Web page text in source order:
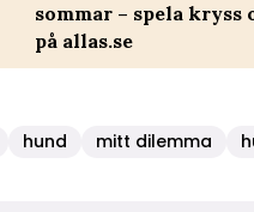
sommar – spela kryss
på allas.se
hund mitt dilemma